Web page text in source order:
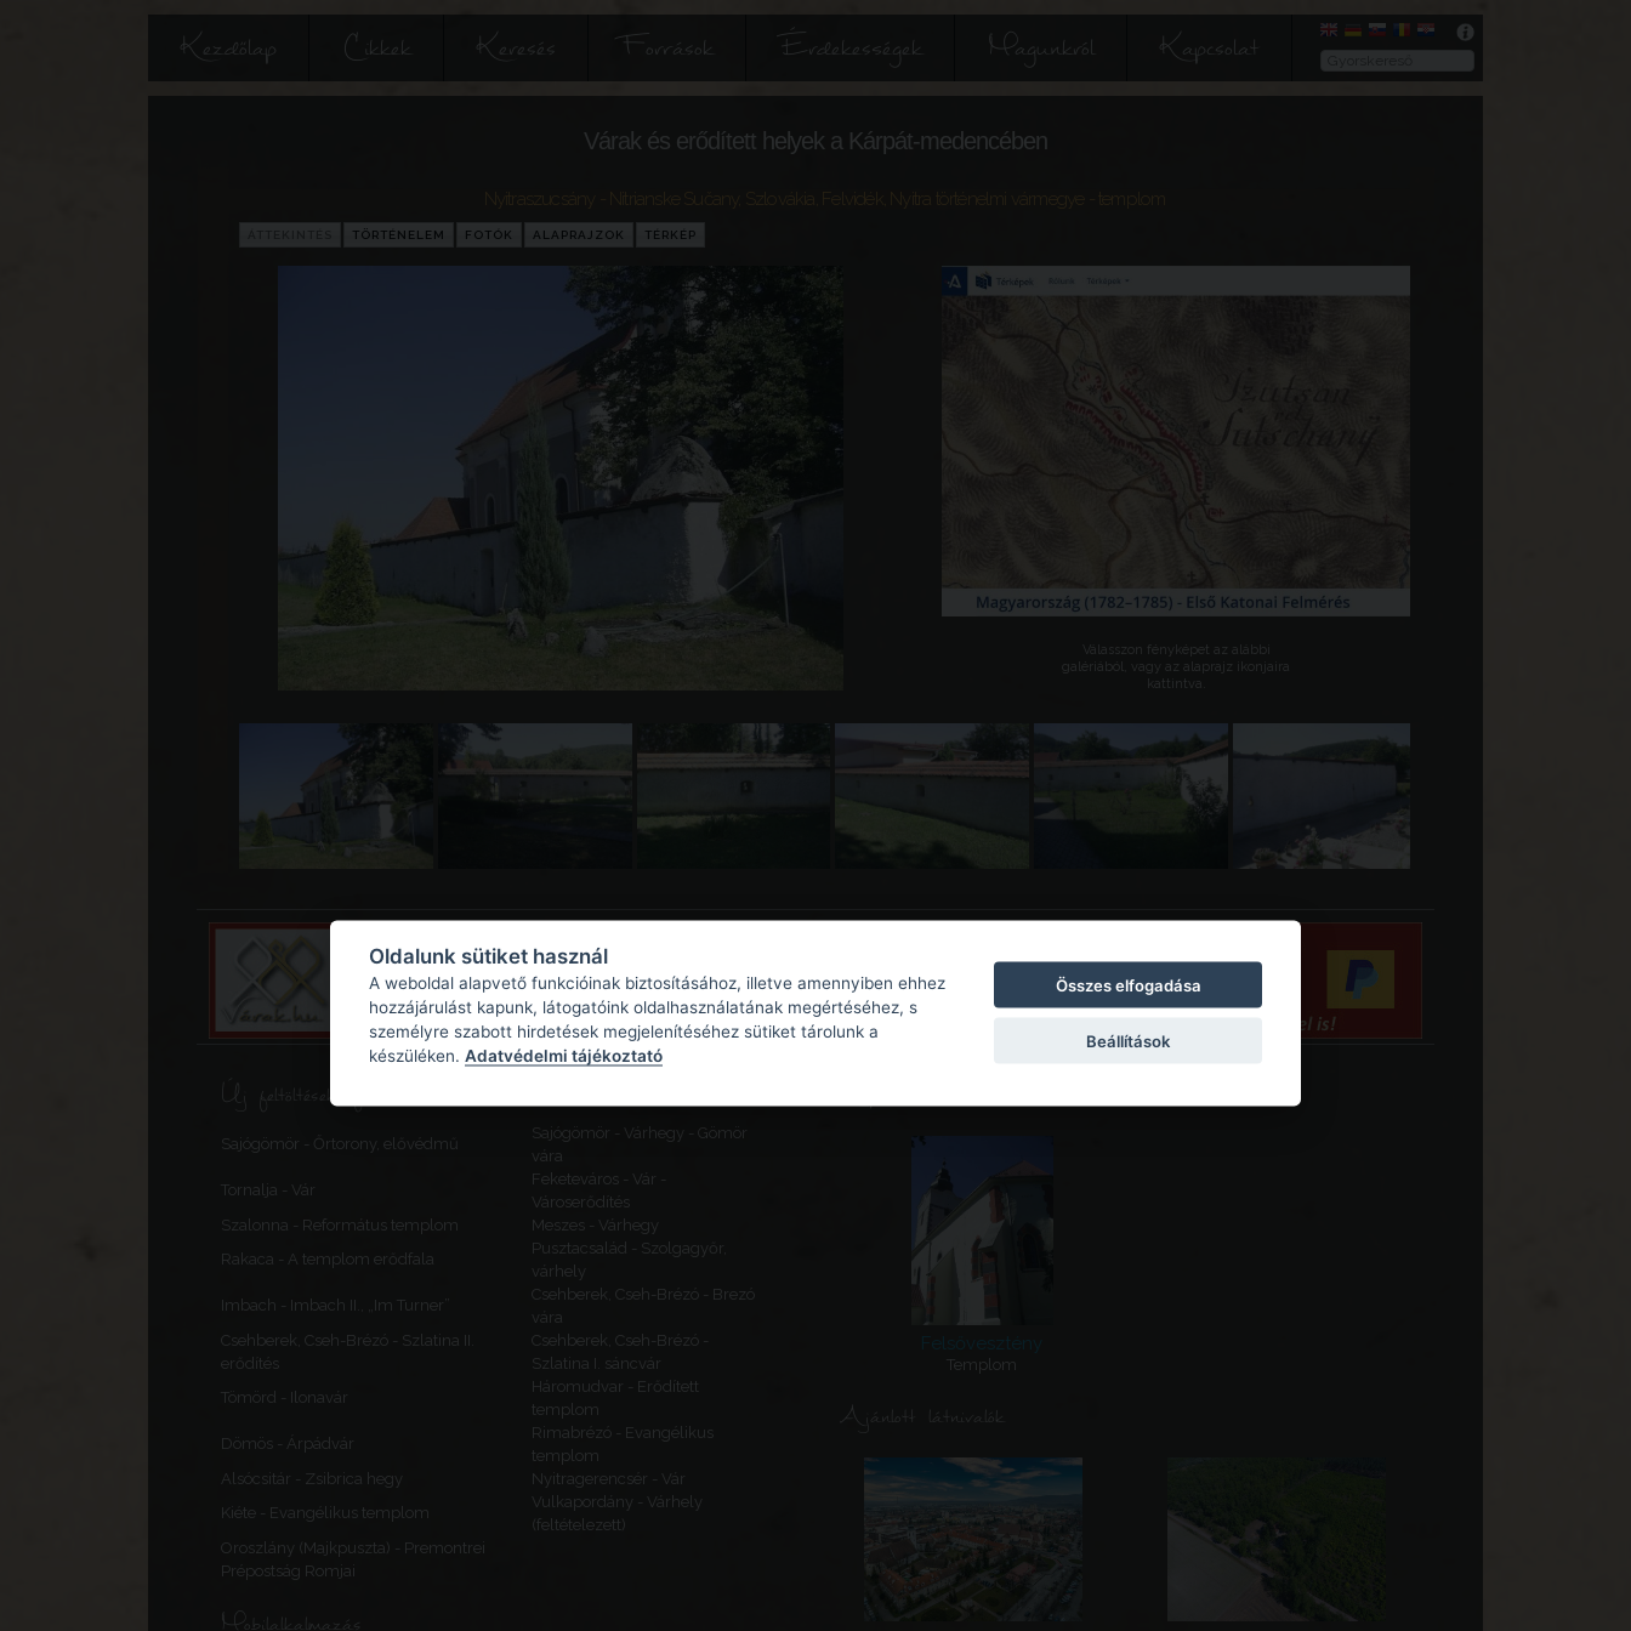
Kezdőlap Cikkek Keresés Források Érdekességek Magunkról Kapcsolat
Várak és erődített helyek a Kárpát-medencében
Nyitraszucsány - Nitrianske Sučany Szlovákia Nyitra történelmi vármegye - templom
TÖRTÉNELEM FOTÓK ALAPRAJZOK TÉRKÉP
Válasszon fényképet az alábbi
galériából, vagy az alaprajz ikonjaira
kattintva.
Új feltöltések, frissítések
Sajógömör - Őrtorony, elővédmű
Sajógömör - Várhegy - Gömör
vára
Tornalja - Vár
Feketeváros - Vár -
Városerődítés
Szalonna - Református templom
Meszes - Várhegy
Rakaca - A templom erődfala
Pusztacsalád - Szolgagyőr,
várhely
Imbach - Imbach II., „Im Turner”
Csehberek, Cseh-Brézó - Brezó
vára
Csehberek, Cseh-Brézó - Szlatina II.
erődítés
Csehberek, Cseh-Brézó -
Szlatina I. sáncvár
Tömörd - Ilonavár
Háromudvar - Erődített
templom
Dömös - Árpádvár
Rimabrézó - Evangélikus
templom
Alsócsitár - Zsibrica hegy
Nyitragerencsér - Vár
Kiéte - Evangélikus templom
Vulkapordány - Várhely
(feltételezett)
Oroszlány (Majkpuszta) - Premontrei
Prépostság Romjai
Mobilalkalmazás
Felsővesztény
Templom
Ajánlott látnivalók
Oldalunk sütiket használ
A weboldal alapvető funkcióinak biztosításához, illetve amennyiben ehhez
hozzájárulást kapunk, látogatóink oldalhasználatának megértéséhez, s
személyre szabott hirdetések megjelenítéséhez sütiket tárolunk a
készüléken. Adatvédelmi tájékoztató
Összes elfogadása
Beállítások